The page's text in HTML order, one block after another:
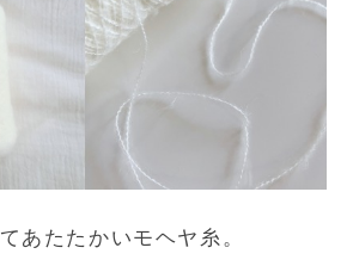
あたたかいモヘヤ糸。